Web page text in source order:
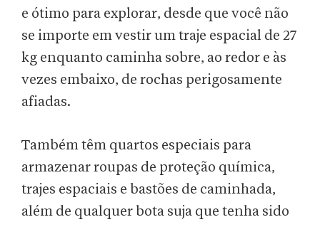
e ótimo para explorar, desde que você não
se importe em vestir um traje espacial de 27
kg enquanto caminha sobre, ao redor e às
vezes embaixo, de rochas perigosamente
afiadas.
Também têm quartos especiais para
armazenar roupas de proteção química,
trajes espaciais e bastões de caminhada,
além de qualquer bota suja que tenha sido